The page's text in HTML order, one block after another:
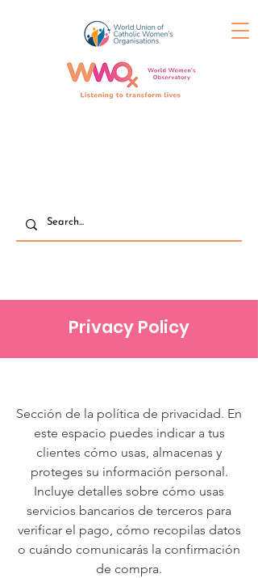
Privacy Policy
Sección de la política de privacidad. En
este espacio puedes indicar a tus
clientes cómo usas, almacenas y
proteges su información personal.
Incluye detalles sobre cómo usas
servicios bancarios de terceros para
verificar el pago, cómo recopilas datos
o cuándo comunicarás la confirmación
de compra.